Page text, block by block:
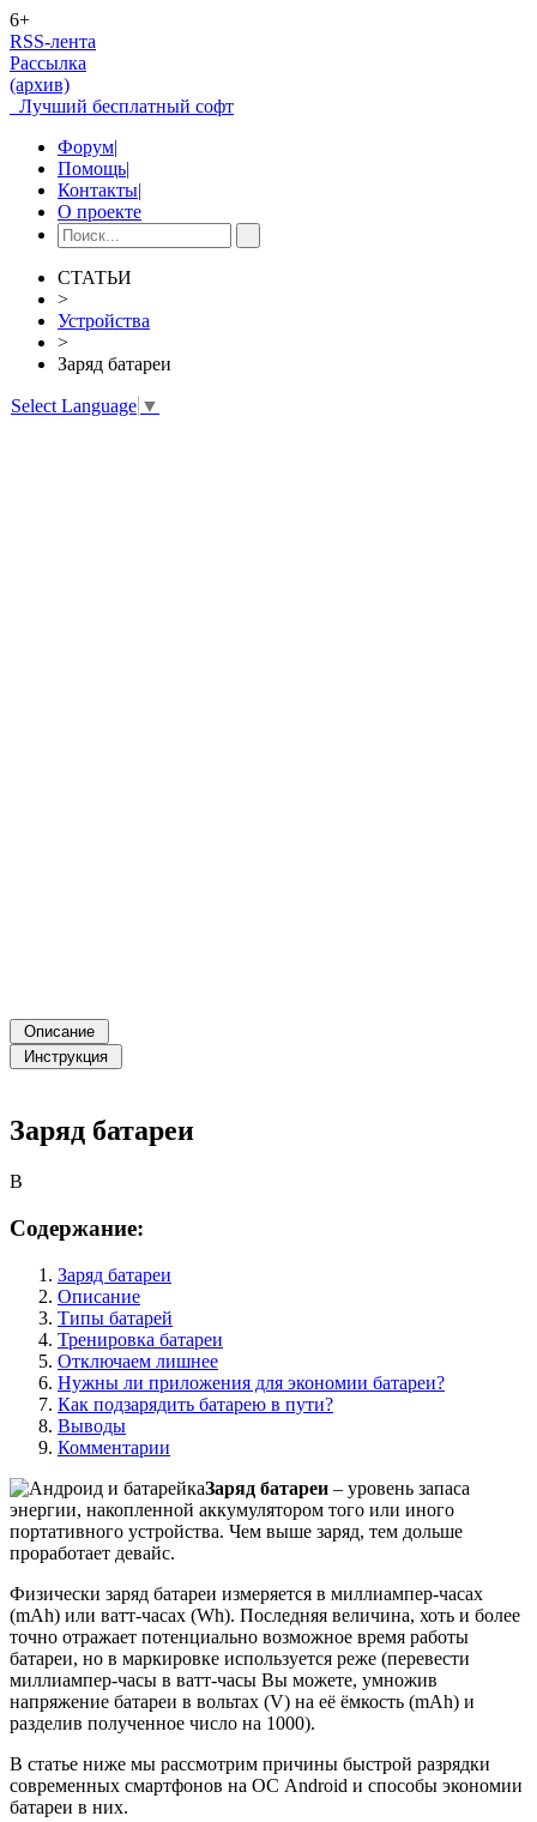
6+
RSS-лента
Рассылка
(архив)
Лучший бесплатный софт
Форум|
Помощь|
Контакты|
О проекте
СТАТЬИ
>
Устройства
>
Заряд батареи
Select Language ▼
Заряд батареи
B
Содержание:
Заряд батареи
Описание
Типы батарей
Тренировка батареи
Отключаем лишнее
Нужны ли приложения для экономии батареи?
Как подзарядить батарею в пути?
Выводы
Комментарии
Заряд батареи – уровень запаса
энергии, накопленной аккумулятором того или иного
портативного устройства. Чем выше заряд, тем дольше
проработает девайс.
Физически заряд батареи измеряется в миллиампер-часах
(mAh) или ватт-часах (Wh). Последняя величина, хоть и более
точно отражает потенциально возможное время работы
батареи, но в маркировке используется реже (перевести
миллиампер-часы в ватт-часы Вы можете, умножив
напряжение батареи в вольтах (V) на её ёмкость (mAh) и
разделив полученное число на 1000).
В статье ниже мы рассмотрим причины быстрой разрядки
современных смартфонов на ОС Android и способы экономии
батареи в них.